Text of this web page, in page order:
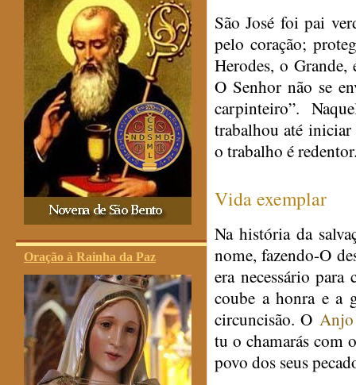
Oração à Rainha da Paz
São José foi pai
pelo coração;
Herodes, o
O Senhor não se
carpinteiro”.
trabalhou até
o trabalho é
Vida exemplar
Na história da
nome, fazendo-O
era necessário
coube a honra e a
circuncisão. OAnjo
tu o chamarás com
povo dos seus